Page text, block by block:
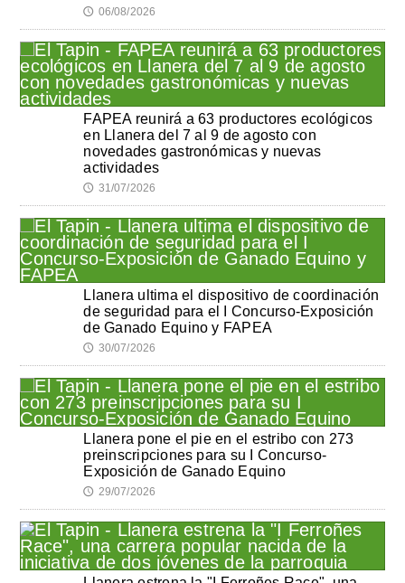
🕔 06/08/2026
FAPEA reunirá a 63 productores ecológicos
en Llanera del 7 al 9 de agosto con
novedades gastronómicas y nuevas
actividades
🕔 31/07/2026
Llanera ultima el dispositivo de coordinación
de seguridad para el I Concurso-Exposición
de Ganado Equino y FAPEA
🕔 30/07/2026
Llanera pone el pie en el estribo con 273
preinscripciones para su I Concurso-
Exposición de Ganado Equino
🕔 29/07/2026